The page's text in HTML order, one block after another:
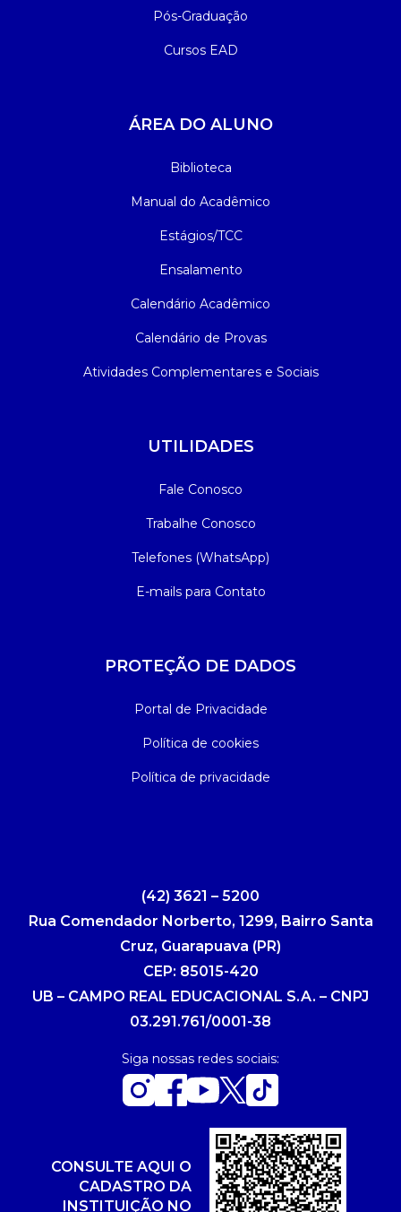
Pós-Graduação
Cursos EAD
ÁREA DO ALUNO
Biblioteca
Manual do Acadêmico
Estágios/TCC
Ensalamento
Calendário Acadêmico
Calendário de Provas
Atividades Complementares e Sociais
UTILIDADES
Fale Conosco
Trabalhe Conosco
Telefones (WhatsApp)
E-mails para Contato
PROTEÇÃO DE DADOS
Portal de Privacidade
Política de cookies
Política de privacidade
(42) 3621 – 5200
Rua Comendador Norberto, 1299, Bairro Santa
Cruz, Guarapuava (PR)
CEP: 85015-420
UB – CAMPO REAL EDUCACIONAL S.A. – CNPJ
03.291.761/0001-38
Siga nossas redes sociais:
CONSULTE AQUI O
CADASTRO DA
INSTITUIÇÃO NO